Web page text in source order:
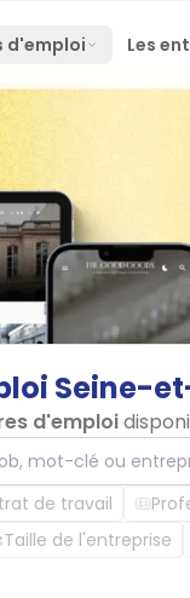
d'emploi Les
Seine-
d'emploi
clé ou
de travail
Taille de l'entreprise